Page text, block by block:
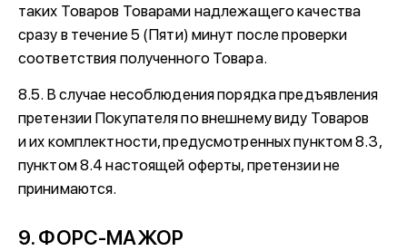
таких Товаров Товарами надлежащего качества
сразу в течение 5 (Пяти) минут после проверки
соответствия полученного Товара.
8.5. В случае несоблюдения порядка предъявления
претензии Покупателя по внешнему виду Товаров
и их комплектности, предусмотренных пунктом 8.3,
пунктом 8.4 настоящей оферты, претензии не
принимаются.
9. ФОРС-МАЖОР